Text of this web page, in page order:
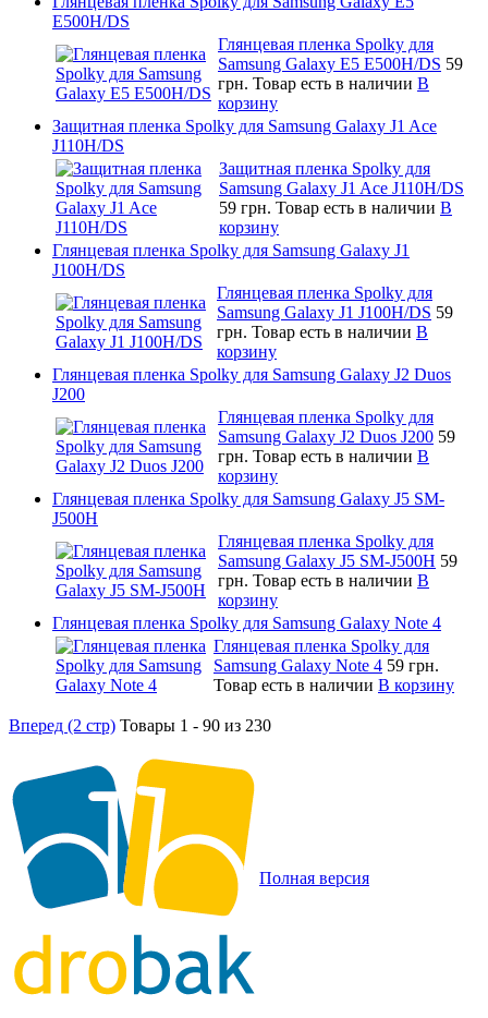
E500H/DS
Глянцевая пленка Spolky для
Samsung Galaxy E5 E500H/DS 59
грн. Товар есть в наличии В
корзину
Защитная пленка Spolky для Samsung Galaxy J1 Ace
J110H/DS
Защитная пленка Spolky для
Samsung Galaxy J1 Ace J110H/DS
59 грн. Товар есть в наличии В
корзину
Глянцевая пленка Spolky для Samsung Galaxy J1
J100H/DS
Глянцевая пленка Spolky для
Samsung Galaxy J1 J100H/DS 59
грн. Товар есть в наличии В
корзину
Глянцевая пленка Spolky для Samsung Galaxy J2 Duos
J200
Глянцевая пленка Spolky для
Samsung Galaxy J2 Duos J200 59
грн. Товар есть в наличии В
корзину
Глянцевая пленка Spolky для Samsung Galaxy J5 SM-
J500H
Глянцевая пленка Spolky для
Samsung Galaxy J5 SM-J500H 59
грн. Товар есть в наличии В
корзину
Глянцевая пленка Spolky для Samsung Galaxy Note 4
Глянцевая пленка Spolky для
Samsung Galaxy Note 4 59 грн.
Товар есть в наличии В корзину
Вперед (2 стр) Товары 1 - 90 из 230
Полная версия